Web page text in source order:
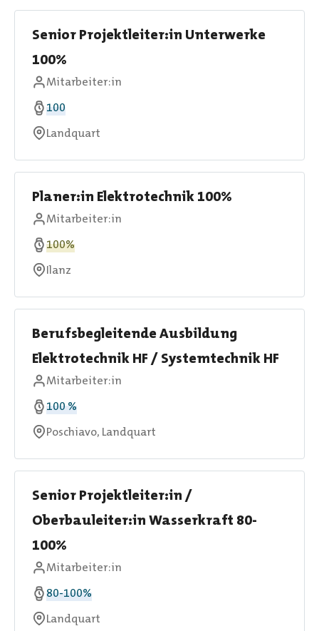
Senior Projektleiter:in Unterwerke
100%
Mitarbeiter:in
100
Landquart
Planer:in Elektrotechnik 100%
Mitarbeiter:in
100%
Ilanz
Berufsbegleitende Ausbildung
Elektrotechnik HF / Systemtechnik HF
Mitarbeiter:in
100 %
Poschiavo, Landquart
Senior Projektleiter:in /
Oberbauleiter:in Wasserkraft 80-
100%
Mitarbeiter:in
80-100%
Landquart